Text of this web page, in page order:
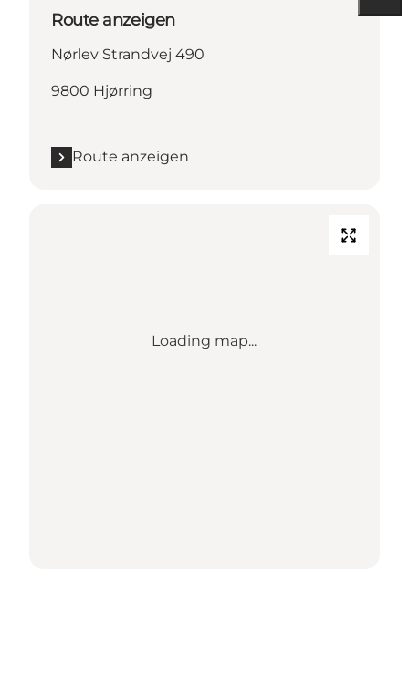
Route anzeigen
Nørlev Strandvej 490
9800 Hjørring
Route anzeigen
Loading map...